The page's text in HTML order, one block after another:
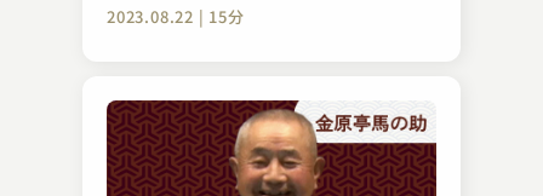
2023.08.22 | 15分